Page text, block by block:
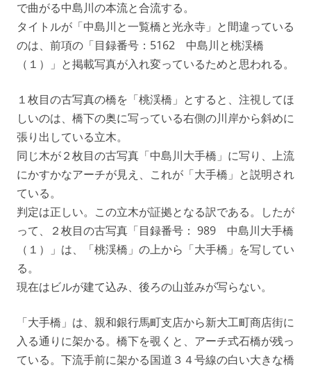
で曲がる中島川の本流と合流する。
タイトルが「中島川と一覧橋と光永寺」と間違っている
のは、前項の「目録番号：5162 中島川と桃渓橋
（１）」と掲載写真が入れ変っているためと思われる。
１枚目の古写真の橋を「桃渓橋」とすると、注視してほ
しいのは、橋下の奥に写っている右側の川岸から斜めに
張り出している立木。
同じ木が２枚目の古写真「中島川大手橋」に写り、上流
にかすかなアーチが見え、これが「大手橋」と説明され
ている。
判定は正しい。この立木が証拠となる訳である。したが
って、２枚目の古写真「目録番号： 989 中島川大手橋
（１）」は、「桃渓橋」の上から「大手橋」を写してい
る。
現在はビルが建て込み、後ろの山並みが写らない。
「大手橋」は、親和銀行馬町支店から新大工町商店街に
入る通りに架かる。橋下を覗くと、アーチ式石橋が残っ
ている。下流手前に架かる国道３４号線の白い大きな橋